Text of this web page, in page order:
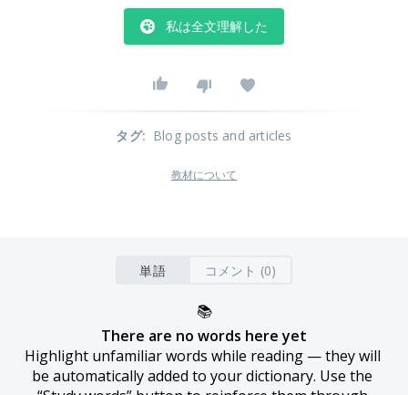
私は全文理解した
タグ: Blog posts and articles
教材について
単語 コメント (0)
📚
There are no words here yet
Highlight unfamiliar words while reading — they will
be automatically added to your dictionary. Use the